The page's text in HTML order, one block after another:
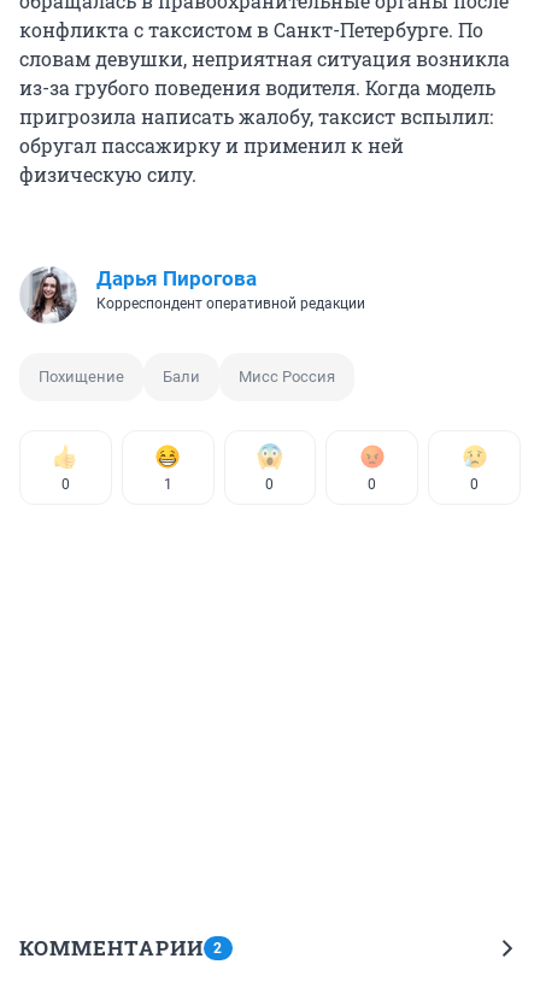
конфликта с таксистом в Санкт-Петербурге. По
словам девушки, неприятная ситуация возникла
из-за грубого поведения водителя. Когда модель
пригрозила написать жалобу, таксист вспылил:
обругал пассажирку и применил к ней
физическую силу.
Дарья Пирогова
Корреспондент оперативной редакции
Похищение Бали Мисс Россия
0 1 0 0 0
КОММЕНТАРИИ 2